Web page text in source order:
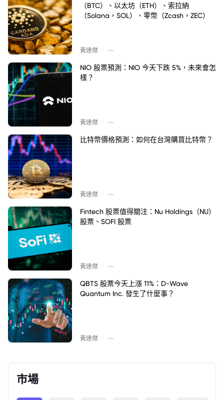
（BTC）、以太坊（ETH）、索拉納
（Solana，SOL）、零幣（Zcash，ZEC）
黃達傑 --
NIO 股票預測：NIO 今天下跌 5%，未來會怎
樣？
黃達傑 --
比特幣價格預測：如何在台灣購買比特幣？
黃達傑 --
Fintech 股票值得關注：Nu Holdings（NU）
股票、SOFI 股票
黃達傑 --
QBTS 股票今天上漲 11%：D-Wave
Quantum Inc. 發生了什麼事？
黃達傑 --
市場